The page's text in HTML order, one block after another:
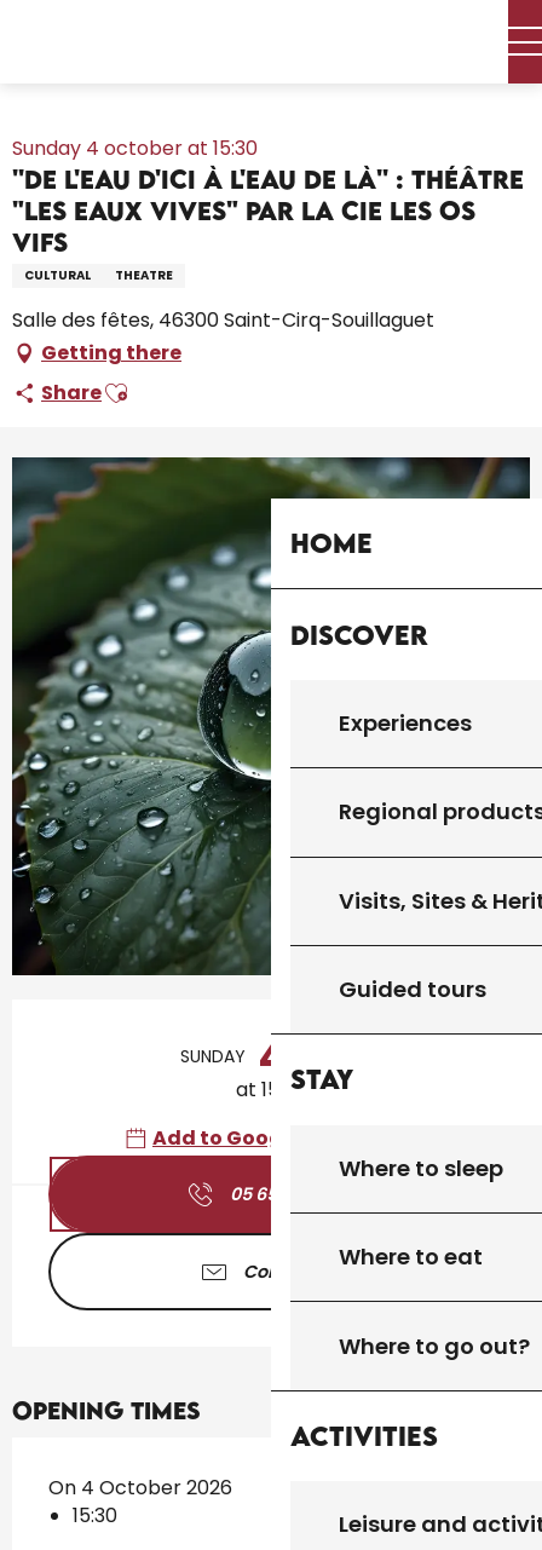
Home
Discover
Experiences
Regional
Visits, Sites &
Guided tours
Stay
Where to sleep
Where to eat
Where to go out?
Activities
Leisure and
''De l'eau d'ici à l'eau de là'' : théâtre "Les Eaux vives" par la Cie
Sunday 4 october at 15:30
''De l'eau d'ici à l'eau de là'' : théâtre
"Les Eaux vives" par la Cie Les Os
Vifs
CULTURAL THEATRE
Salle des fêtes, 46300 Saint-Cirq-Souillaguet
Getting there
ShareAjouter aux favoris
SUNDAY 4
at 15:30
Add to Google Calendar
05 65 41 30
Contact us
Opening times
On 4 October 2026
15:30